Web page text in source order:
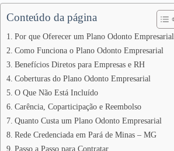
Conteúdo da página
Por que Oferecer um Plano Odonto Empresarial
Como Funciona o Plano Odonto Empresarial
Benefícios Diretos para Empresas e RH
Coberturas do Plano Odonto Empresarial
O Que Não Está Incluído
Carência, Coparticipação e Reembolso
Quanto Custa um Plano Odonto Empresarial
Rede Credenciada em Pará de Minas – MG
Passo a Passo para Contratar